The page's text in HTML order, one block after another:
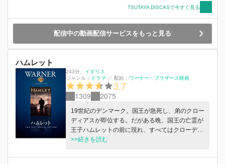
TSUTAYA DISCASで今すぐ見る
配信中の動画配信サービスをもっと見る
ハムレット
243分
イギリス
ジャンル：
ドラマ ／ 配給： ワーナー・ブラザース映画
3.7
1309 2075
19世紀のデンマーク。国王が急死し、弟のクロー
ディアスが即位する。だがある晩、国王の亡霊が
王子ハムレットの前に現れ、すべてはクローディ
アスの陰謀であることを告げる。ハムレットは、
が…。
>>続きを読む